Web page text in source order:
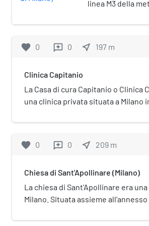
Romano", 1942 Mura
Wikimedia Commons
Romana Casa Corso di
111, Lombardia Beni
Corso di Porta Romana 2,
Porta Romana 4-6,
linea M3 della
favorite 0 reviews 0 near_me 197 m
Clinica Capitanio
La Casa di cura Capitanio o Clinica
una clinica privata situata a Milano
favorite 0 reviews 0 near_me 209 m
Chiesa di Sant'Apollinare (Milano)
La chiesa di Sant'Apollinare era
Milano. Situata assieme all'annesso
1782 ed adibito a caserma.